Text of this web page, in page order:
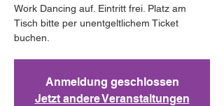
Work Dancing auf. Eintritt frei. Platz am
Tisch bitte per unentgeltlichem Ticket
Anmeldung geschlossen
Jetzt andere Veranstaltungen